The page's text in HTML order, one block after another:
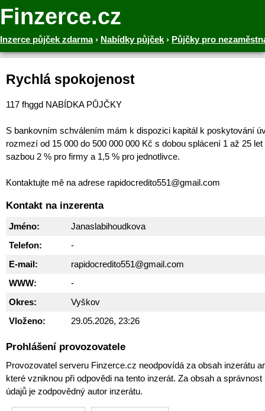
Finzerce.cz
Inzerce půjček zdarma› Nabídky půjček › Půjčky pro
Rychlá spokojenost
117 fhggd NABÍDKA PŮJČKY
S bankovním schválením mám k dispozici kapitál k poskytování
rozmezí od 15 000 do 500 000 000 Kč s dobou splácení 1 až 25
sazbou 2 % pro firmy a 1,5 % pro jednotlivce.
Kontaktujte mě na adrese rapidocredito551@gmail.com
Kontakt na inzerenta
Jméno:
Janaslabihoudkova
Telefon:
-
E-mail:
rapidocredito551@gmail.com
WWW:
-
Okres:
Vyškov
Vloženo:
29.05.2026, 23:26
Prohlášení provozovatele
Provozovatel serveru Finzerce.cz neodpovídá za obsah inzerátu
které vzniknou při odpovědi na tento inzerát. Za obsah a
údajů je zodpovědný autor inzerátu.